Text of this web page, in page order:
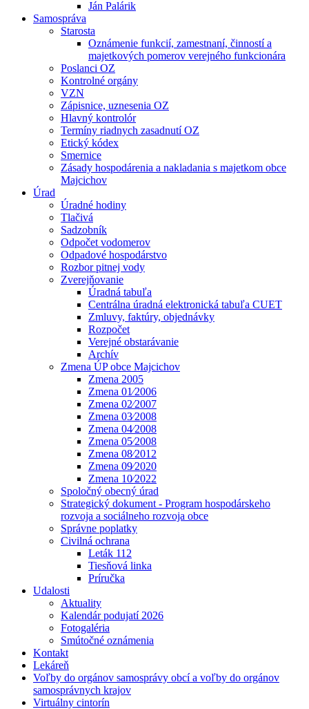
Ján Palárik
Samospráva
Starosta
Oznámenie funkcií, zamestnaní, činností a
majetkových pomerov verejného funkcionára
Poslanci OZ
Kontrolné orgány
VZN
Zápisnice, uznesenia OZ
Hlavný kontrolór
Termíny riadnych zasadnutí OZ
Etický kódex
Smernice
Zásady hospodárenia a nakladania s majetkom obce
Majcichov
Úrad
Úradné hodiny
Tlačivá
Sadzobník
Odpočet vodomerov
Odpadové hospodárstvo
Rozbor pitnej vody
Zverejňovanie
Úradná tabuľa
Centrálna úradná elektronická tabuľa CUET
Zmluvy, faktúry, objednávky
Rozpočet
Verejné obstarávanie
Archív
Zmena ÚP obce Majcichov
Zmena 2005
Zmena 01⁄2006
Zmena 02⁄2007
Zmena 03⁄2008
Zmena 04⁄2008
Zmena 05⁄2008
Zmena 08⁄2012
Zmena 09⁄2020
Zmena 10⁄2022
Spoločný obecný úrad
Strategický dokument - Program hospodárskeho
rozvoja a sociálneho rozvoja obce
Správne poplatky
Civilná ochrana
Leták 112
Tiesňová linka
Príručka
Udalosti
Aktuality
Kalendár podujatí 2026
Fotogaléria
Smútočné oznámenia
Kontakt
Lekáreň
Voľby do orgánov samosprávy obcí a voľby do orgánov
samosprávnych krajov
Virtuálny cintorín